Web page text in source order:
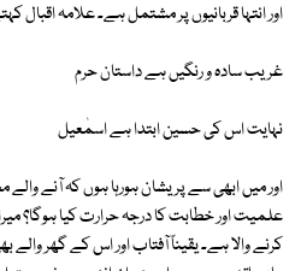
اور انتہا قربانیوں پر مشتمل ہے۔ علامہ اقبال
غریب سادہ و رنگیں ہے داستان حرم
نہایت اس کی حسین ابتدا ہے اسمٰعیل
اور میں ابھی سے پریشان ہورہا ہوں کہ آنے
علمیت اور خطابت کا درجہ حرارت کیا ہوگا؟
کرنے والا ہے۔ یقیناً آفتاب اور اس کے گھر